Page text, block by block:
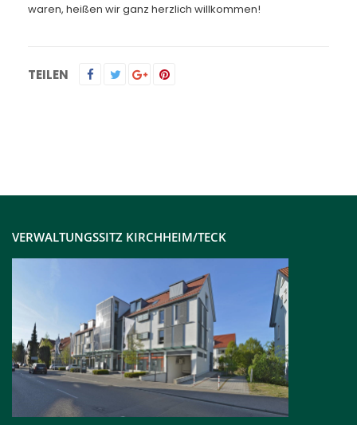
waren, heißen wir ganz herzlich willkommen!
TEILEN
VERWALTUNGSSITZ KIRCHHEIM/TECK